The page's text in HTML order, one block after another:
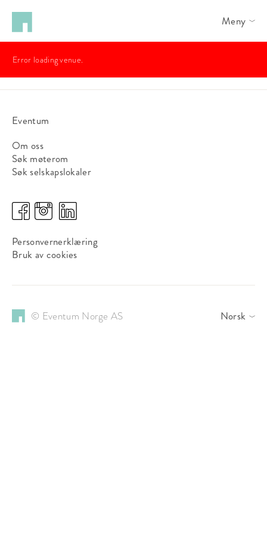
Meny
Error loading venue.
Eventum
Om oss
Søk møterom
Søk selskapslokaler
Personvernerklæring
Bruk av cookies
© Eventum Norge AS Norsk